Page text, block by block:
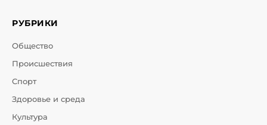
РУБРИКИ
Общество
Происшествия
Спорт
Здоровье и среда
Культура